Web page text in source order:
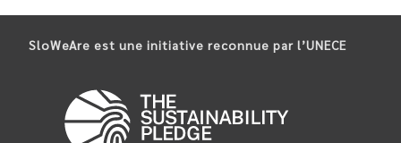
SloWeAre est une initiative reconnue par l’UNECE